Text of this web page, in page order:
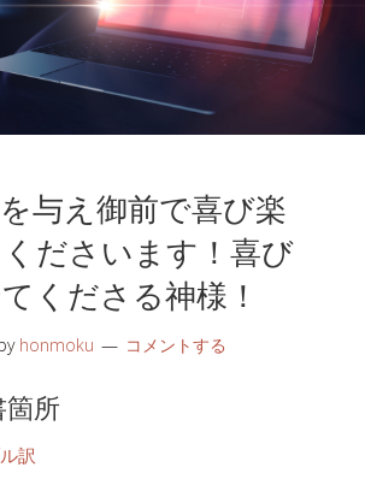
与え御前で喜び楽
ださいます！喜び
くださる神様！
honmoku コメントする
所
訳